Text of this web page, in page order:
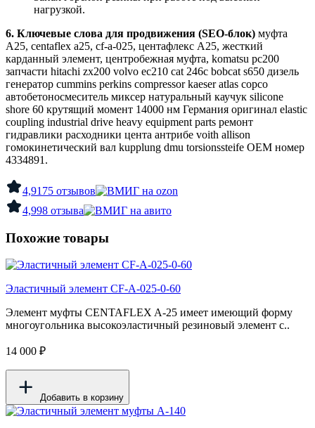
нагрузкой.
6. Ключевые слова для продвижения (SEO-блок) муфта
A25, centaflex a25, cf-a-025, центафлекс А25, жесткий
карданный элемент, центробежная муфта, komatsu pc200
запчасти hitachi zx200 volvo ec210 cat 246c bobcat s650 дизель
генератор cummins perkins compressor kaeser atlas copco
автобетоносмеситель миксер натуральный каучук silicone
shore 60 крутящий момент 14000 нм Германия оригинал elastic
coupling industrial drive heavy equipment parts ремонт
гидравлики расходники центa антрибе voith allison
гомокинетический вал kupplung dmu torsionssteife OEM номер
4334891.
4,9175 отзывов
4,998 отзыва
Похожие товары
Эластичный элемент CF-A-025-0-60
Элемент муфты CENTAFLEX A-25 имеет имеющий форму
многоугольника высокоэластичный резиновый элемент с..
14 000 ₽
Добавить в корзину